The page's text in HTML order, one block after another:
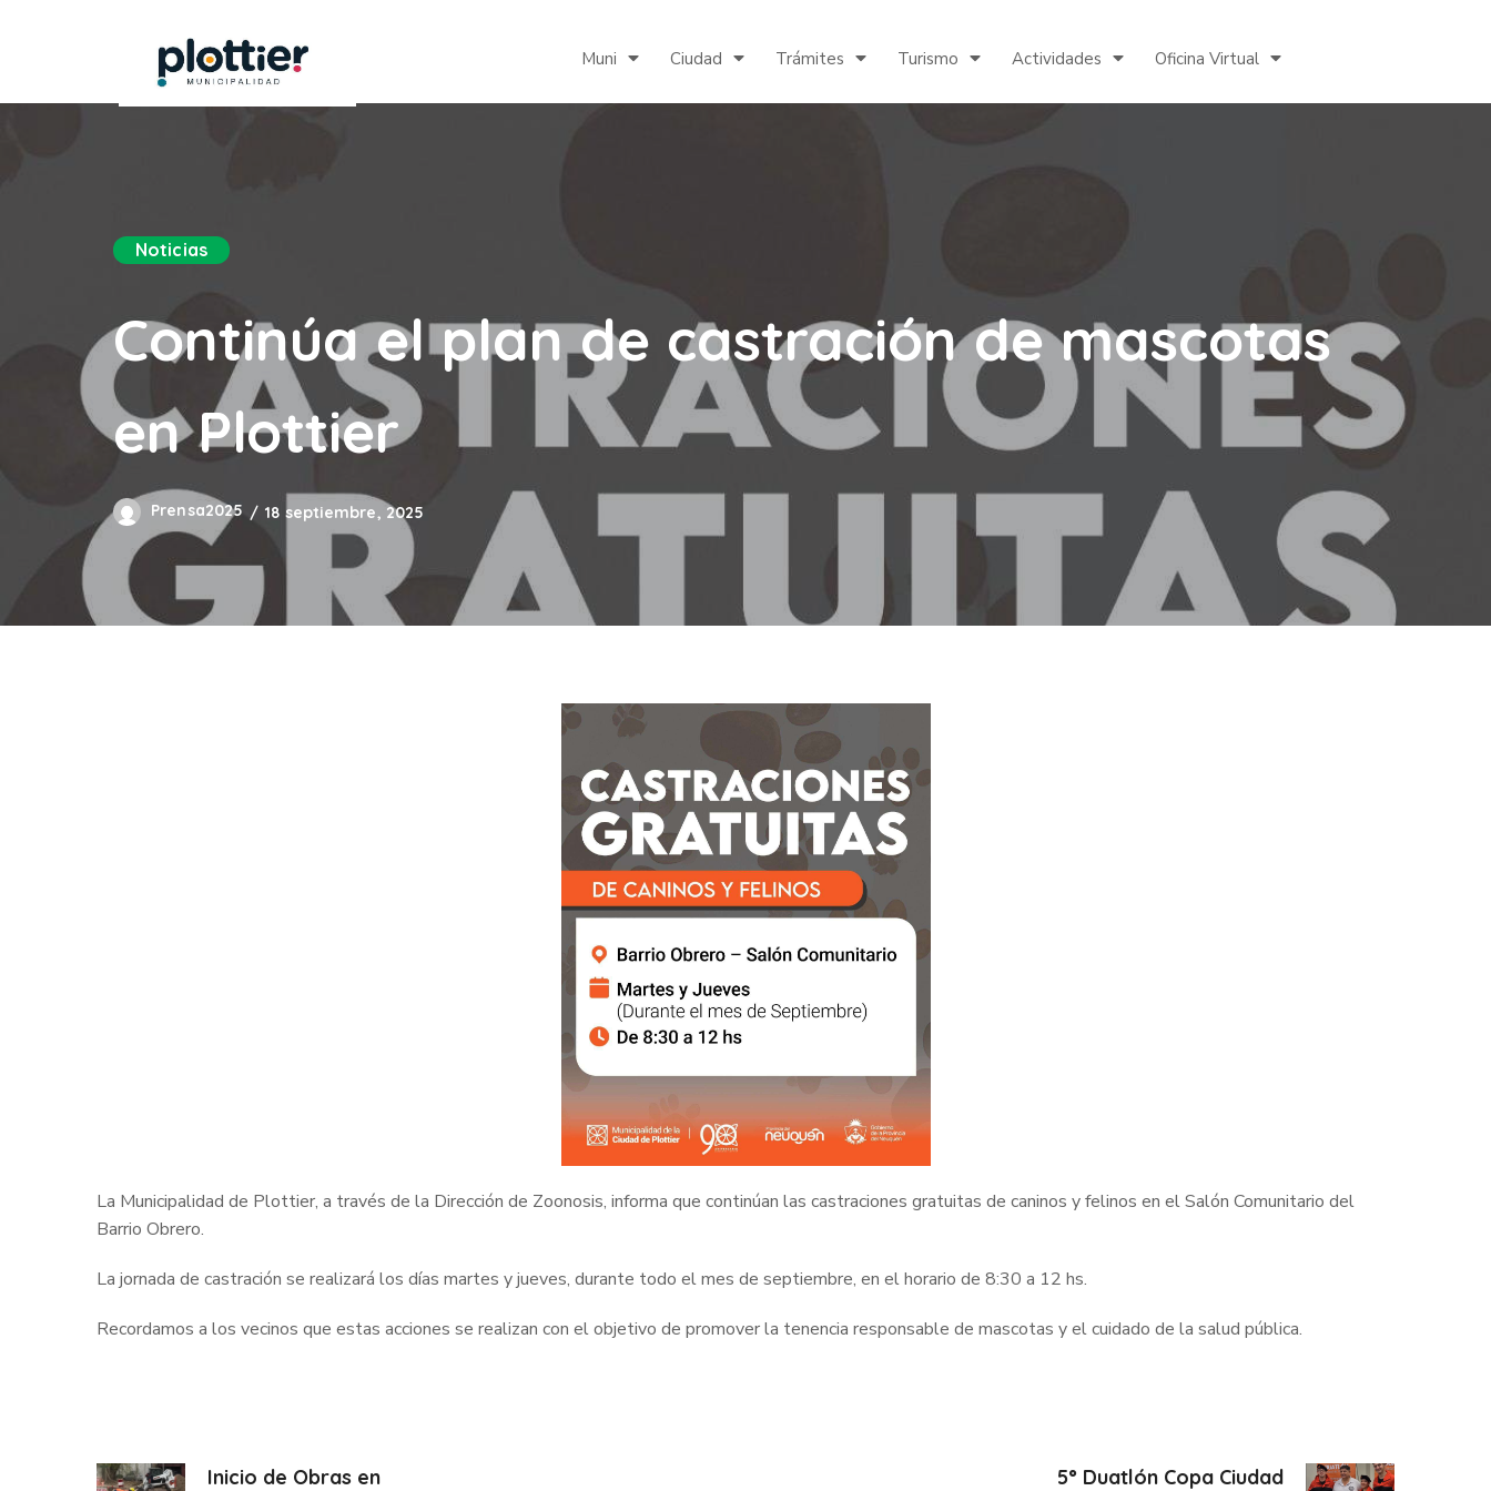
Muni Ciudad Trámites Turismo Actividades Oficina Virtual
Noticias
Continúa el plan de castración de mascotas
en Plottier
Prensa2025 18 septiembre, 2025
La Municipalidad de Plottier, a través de la Dirección de Zoonosis, informa que continúan las castraciones gratuitas de caninos y felinos en el Salón Comunitario del
Barrio Obrero.
La jornada de castración se realizará los días martes y jueves, durante todo el mes de septiembre, en el horario de 8:30 a 12 hs.
Recordamos a los vecinos que estas acciones se realizan con el objetivo de promover la tenencia responsable de mascotas y el cuidado de la salud pública.
Inicio de Obras en 5° Duatlón Copa Ciudad